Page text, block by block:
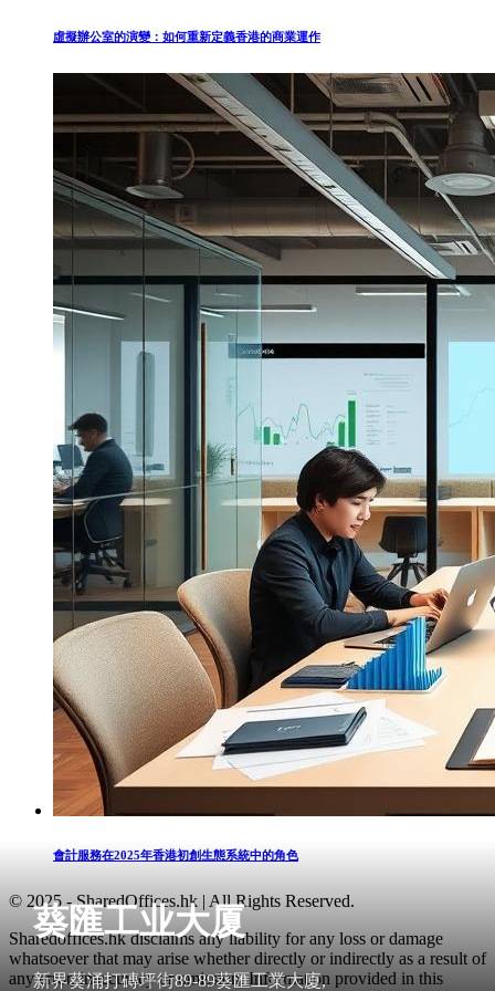
葵匯工业大厦
新界葵涌打磚坪街89-89葵匯工業大廈,
虛擬辦公室的演變：如何重新定義香港的商業運作
會計服務在2025年香港初創生態系統中的角色
© 2025 - SharedOffices.hk | All Rights Reserved.
Sharedoffices.hk disclaims any liability for any loss or damage
whatsoever that may arise whether directly or indirectly as a result of
any error, inaccuracy or omission. Information provided in this